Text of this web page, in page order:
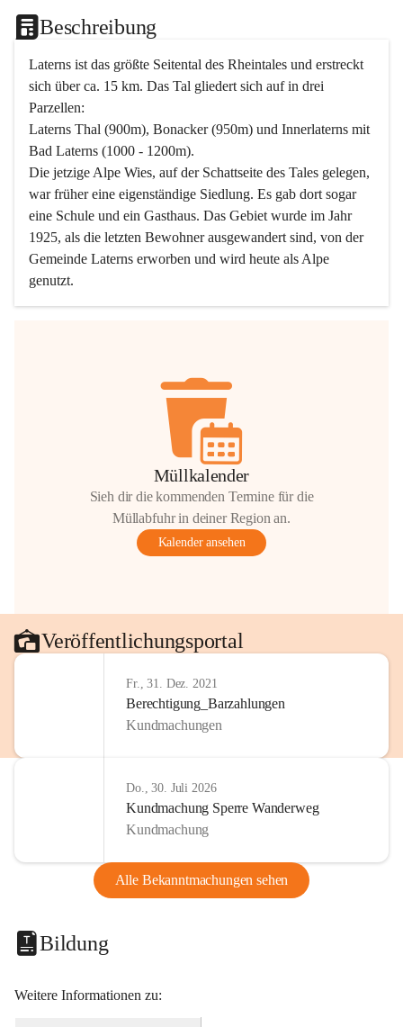
Beschreibung
Laterns ist das größte Seitental des Rheintales und erstreckt
sich über ca. 15 km. Das Tal gliedert sich auf in drei
Parzellen:
Laterns Thal (900m), Bonacker (950m) und Innerlaterns mit
Bad Laterns (1000 - 1200m).
Die jetzige Alpe Wies, auf der Schattseite des Tales gelegen,
war früher eine eigenständige Siedlung. Es gab dort sogar
eine Schule und ein Gasthaus. Das Gebiet wurde im Jahr
1925, als die letzten Bewohner ausgewandert sind, von der
Gemeinde Laterns erworben und wird heute als Alpe
genutzt.
Müllkalender
Sieh dir die kommenden Termine für die
Müllabfuhr in deiner Region an.
Kalender ansehen
Veröffentlichungsportal
Fr., 31. Dez. 2021
Berechtigung_Barzahlungen
Kundmachungen
Do., 30. Juli 2026
Kundmachung Sperre Wanderweg
Kundmachung
Alle Bekanntmachungen sehen
Bildung
Weitere Informationen zu: